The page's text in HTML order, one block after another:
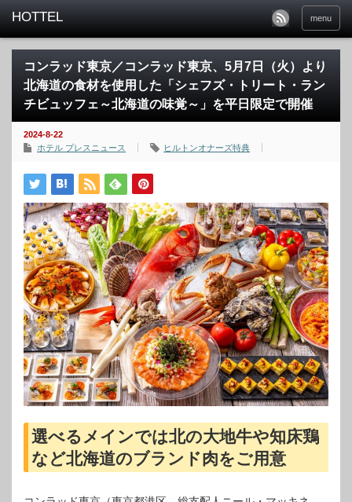
menu
コンラッド東京／コンラッド東京、5月7日（火）より
北海道の食材を使用した「シェフズ・トリート・ラン
チビュッフェ～北海道の味覚～」を平日限定で開催
2024-8-22
ホテル プレスニュース
ヒルトンオナーズ特典
選べるメインでは北の大地牛や知床鶏
など北海道のブランド肉をご用意